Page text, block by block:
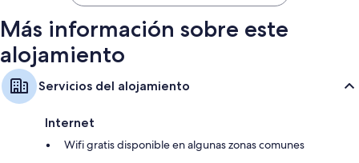
Más información sobre este
alojamiento
Servicios del alojamiento
Internet
Wifi gratis disponible en algunas zonas comunes